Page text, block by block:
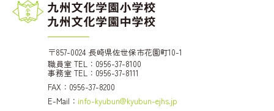
〒857-0024 長崎県佐世保市花園町10-1
職員室 TEL：0956-37-8100
事務室 TEL：0956-37-8111
FAX：0956-37-8200
E-Mail： info-kyubun@kyubun-ejhs.jp